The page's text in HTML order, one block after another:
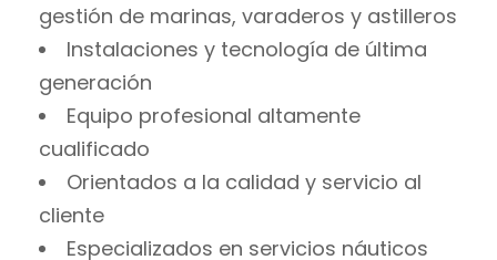
gestión de marinas, varaderos y astilleros
Instalaciones y tecnología de última
generación
Equipo profesional altamente
cualificado
Orientados a la calidad y servicio al
cliente
Especializados en servicios náuticos